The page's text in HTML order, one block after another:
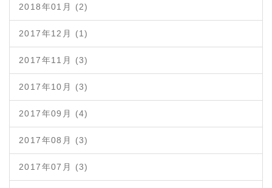
2018年01月 (2)
2017年12月 (1)
2017年11月 (3)
2017年10月 (3)
2017年09月 (4)
2017年08月 (3)
2017年07月 (3)